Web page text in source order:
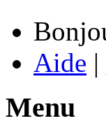
Aide |
Menu